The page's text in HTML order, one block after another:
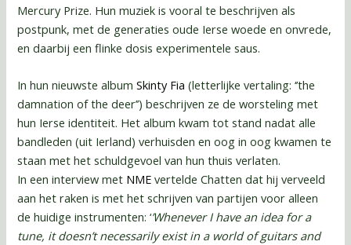
Mercury Prize. Hun muziek is vooral te beschrijven als
postpunk, met de generaties oude Ierse woede en onvrede,
en daarbij een flinke dosis experimentele saus.
In hun nieuwste albumSkinty Fia (letterlijke vertaling: ‘’the
damnation of the deer’’) beschrijven ze de worsteling met
hun Ierse identiteit. Het album kwam tot stand nadat alle
bandleden (uit Ierland) verhuisden en oog in oog kwamen te
staan met het schuldgevoel van hun thuis verlaten.
In een interview met NME vertelde Chatten dat hij verveeld
aan het raken is met het schrijven van partijen voor alleen
de huidige instrumenten: ‘’Whenever I have an idea for a
tune, it doesn’t necessarily exist in a world of guitars and